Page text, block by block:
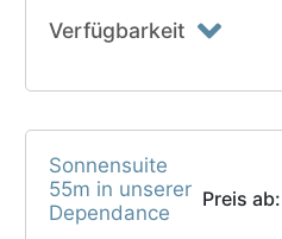
Verfügbarkeit
Sonnensuite
55m in unserer
Dependance
Preis ab: